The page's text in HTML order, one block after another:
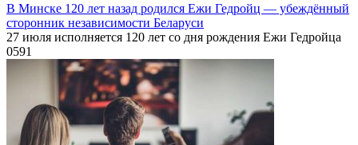
В Минске 120 лет назад родился Ежи Гедройц — убеждённый
сторонник независимости Беларуси
27 июля исполняется 120 лет со дня рождения Ежи Гедройца
0591